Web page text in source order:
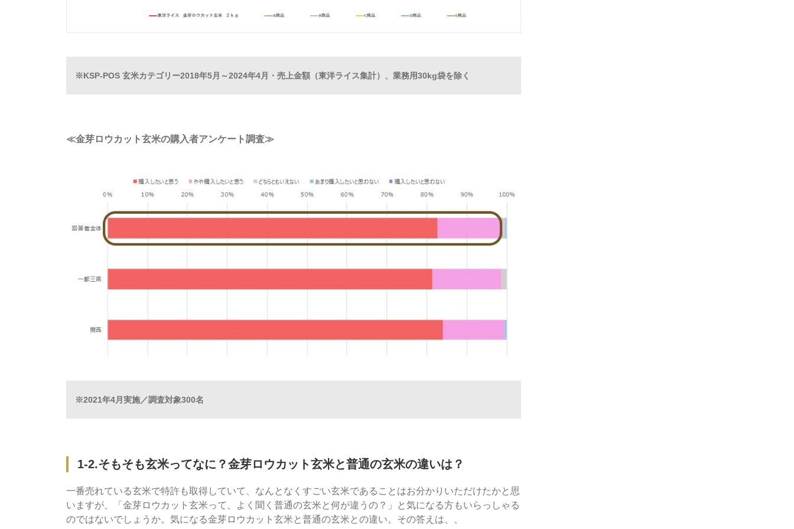
※KSP-POS 玄米カテゴリー2018年5月～2024年4月・売上金額（東洋ライス集計）、業務用30kg袋を除く
≪金芽ロウカット玄米の購入者アンケート調査≫
※2021年4月実施／調査対象300名
1-2.そもそも玄米ってなに？金芽ロウカット玄米と普通の玄米の違いは？
一番売れている玄米で特許も取得していて、なんとなくすごい玄米であることはお分かりいただけたかと思
いますが、「金芽ロウカット玄米って、よく聞く普通の玄米と何が違うの？」と気になる方もいらっしゃる
のではないでしょうか。気になる金芽ロウカット玄米と普通の玄米との違い。その答えは、、